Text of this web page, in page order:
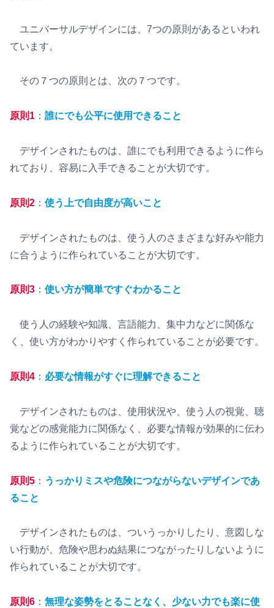
ユニバーサルデザインには、7つの原則があるといわれ
ています。
その７つの原則とは、次の７つです。
原則1 ： 誰にでも公平に使用できること
デザインされたものは、誰にでも利用できるように作ら
れており、容易に入手できることが大切です。
原則2 ： 使う上で自由度が高いこと
デザインされたものは、使う人のさまざまな好みや能力
に合うように作られていることが大切です。
原則3 ： 使い方が簡単ですぐわかること
使う人の経験や知識、言語能力、集中力などに関係な
く、使い方がわかりやすく作られていることが必要です。
原則4 ： 必要な情報がすぐに理解できること
デザインされたものは、使用状況や、使う人の視覚、聴
覚などの感覚能力に関係なく、必要な情報が効果的に伝わ
るように作られていることが大切です。
原則5 ： うっかりミスや危険につながらないデザインであ
ること
デザインされたものは、ついうっかりしたり、意図しな
い行動が、危険や思わぬ結果につながったりしないように
作られていることが大切です。
原則6 ： 無理な姿勢をとることなく、少ない力でも楽に使